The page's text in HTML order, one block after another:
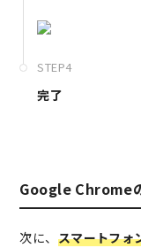
STEP4
完了
Google Chrome
次に、 スマートフォ